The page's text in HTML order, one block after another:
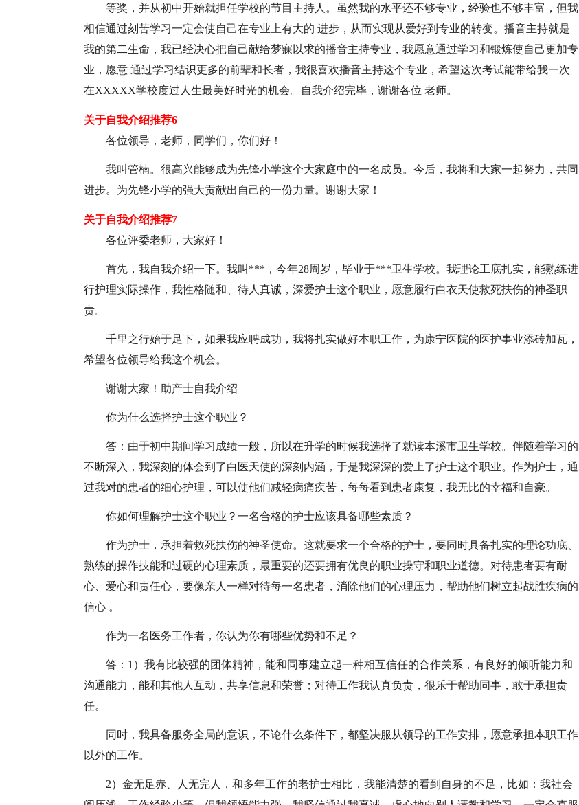
等奖，并从初中开始就担任学校的节目主持人。虽然我的水平还不够专业，经验也不够丰富，但我
相信通过刻苦学习一定会使自己在专业上有大的 进步，从而实现从爱好到专业的转变。播音主持就是
我的第二生命，我已经决心把自己献给梦寐以求的播音主持专业，我愿意通过学习和锻炼使自己更加专
业，愿意 通过学习结识更多的前辈和长者，我很喜欢播音主持这个专业，希望这次考试能带给我一次
在XXXXX学校度过人生最美好时光的机会。自我介绍完毕，谢谢各位 老师。
关于自我介绍推荐6
各位领导，老师，同学们，你们好！
我叫管楠。很高兴能够成为先锋小学这个大家庭中的一名成员。今后，我将和大家一起努力，共同
进步。为先锋小学的强大贡献出自己的一份力量。谢谢大家！
关于自我介绍推荐7
各位评委老师，大家好！
首先，我自我介绍一下。我叫***，今年28周岁，毕业于***卫生学校。我理论工底扎实，能熟练进
行护理实际操作，我性格随和、待人真诚，深爱护士这个职业，愿意履行白衣天使救死扶伤的神圣职
责。
千里之行始于足下，如果我应聘成功，我将扎实做好本职工作，为康宁医院的医护事业添砖加瓦，
希望各位领导给我这个机会。
谢谢大家！助产士自我介绍
你为什么选择护士这个职业？
答：由于初中期间学习成绩一般，所以在升学的时候我选择了就读本溪市卫生学校。伴随着学习的
不断深入，我深刻的体会到了白医天使的深刻内涵，于是我深深的爱上了护士这个职业。作为护士，通
过我对的患者的细心护理，可以使他们减轻病痛疾苦，每每看到患者康复，我无比的幸福和自豪。
你如何理解护士这个职业？一名合格的护士应该具备哪些素质？
作为护士，承担着救死扶伤的神圣使命。这就要求一个合格的护士，要同时具备扎实的理论功底、
熟练的操作技能和过硬的心理素质，最重要的还要拥有优良的职业操守和职业道德。对待患者要有耐
心、爱心和责任心，要像亲人一样对待每一名患者，消除他们的心理压力，帮助他们树立起战胜疾病的
信心 。
作为一名医务工作者，你认为你有哪些优势和不足？
答：1）我有比较强的团体精神，能和同事建立起一种相互信任的合作关系，有良好的倾听能力和
沟通能力，能和其他人互动，共享信息和荣誉；对待工作我认真负责，很乐于帮助同事，敢于承担责
任。
同时，我具备服务全局的意识，不论什么条件下，都坚决服从领导的工作安排，愿意承担本职工作
以外的工作。
2）金无足赤、人无完人，和多年工作的老护士相比，我能清楚的看到自身的不足，比如：我社会